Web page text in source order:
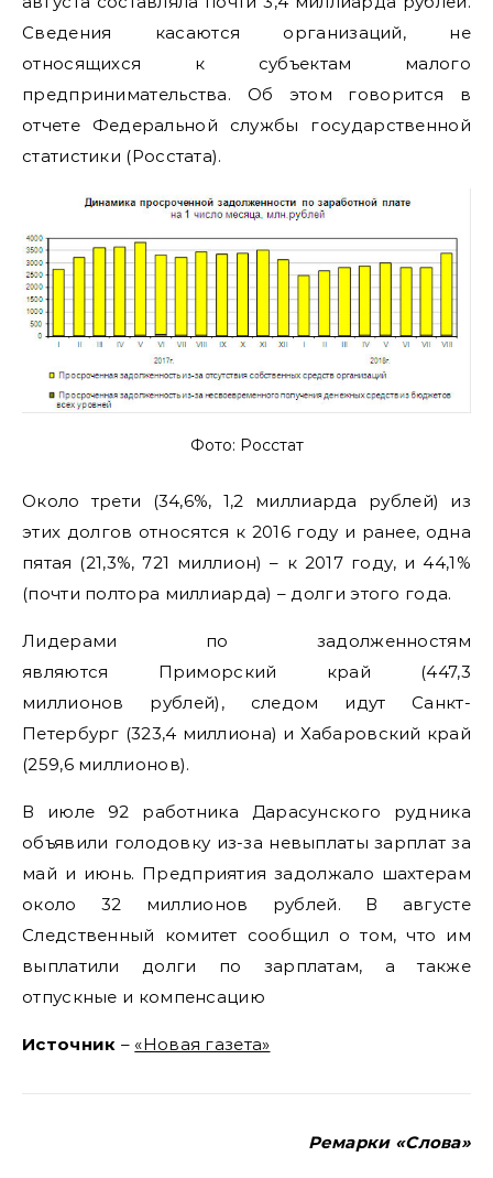
Сведения касаются организаций, не
относящихся к субъектам малого
предпринимательства. Об этом говорится в
отчете Федеральной службы государственной
статистики (Росстата).
Фото: Росстат
Около трети (34,6%, 1,2 миллиарда рублей) из
этих долгов относятся к 2016 году и ранее, одна
пятая (21,3%, 721 миллион) – к 2017 году, и 44,1%
(почти полтора миллиарда) – долги этого года.
Лидерами по задолженностям
являются Приморский край (447,3
миллионов рублей), следом идут Санкт-
Петербург (323,4 миллиона) и Хабаровский край
(259,6 миллионов).
В июле 92 работника Дарасунского рудника
объявили голодовку из-за невыплаты зарплат за
май и июнь. Предприятия задолжало шахтерам
около 32 миллионов рублей. В августе
Следственный комитет сообщил о том, что им
выплатили долги по зарплатам, а также
отпускные и компенсацию
Источник – «Новая газета»
Ремарки «Слова»